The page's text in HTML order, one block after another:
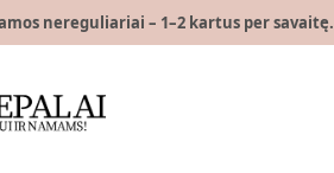
nereguliariai – 1–2 kartus per savaitę.